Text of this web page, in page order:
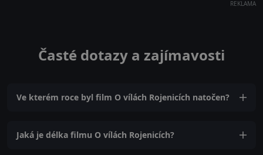
REKLAMA
Časté dotazy a zajímavosti
Ve kterém roce byl film O vílách Rojenicích natočen?
Jaká je délka filmu O vílách Rojenicích?